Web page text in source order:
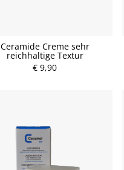
Ceramide Creme sehr
reichhaltige Textur
€ 9,90